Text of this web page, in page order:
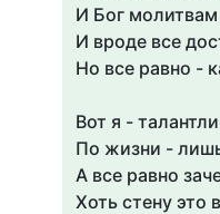
И Бог
И вроде все
Но все равно -
Вот я -
По жизни -
А все равно
Хоть стену это